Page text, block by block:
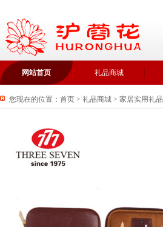
网站首页 礼品商城
您现在的位置： 首页 > 礼品商城 > 家居实用礼品